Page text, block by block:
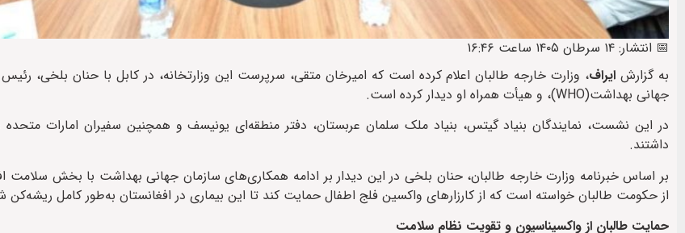
📅 انتشار: ۱۴ سرطان ۱۴۰۵ ساعت ۱۶:۴۶
به گزارش ایراف، وزارت خارجه طالبان اعلام کرده است که امیرخان متقی، سرپرست این وزارتخانه، در کابل با حنان بلخی،
جهانی بهداشت(WHO)، و هیأت همراه او دیدار کرده است.
در این نشست، نمایندگان بنیاد گیتس، بنیاد ملک سلمان عربستان، دفتر منطقه‌ای یونیسف و همچنین سفیران امارات
داشتند.
بر اساس خبرنامه وزارت خارجه طالبان، حنان بلخی در این دیدار بر ادامه همکاری‌های سازمان جهانی بهداشت با بخش سلامت
از حکومت طالبان خواسته است که از کارزارهای واکسین فلج اطفال حمایت کند تا این بیماری در افغانستان به‌طور کامل ریشه‌کن
حمایت طالبان از واکسیناسیون و تقویت نظام سلامت